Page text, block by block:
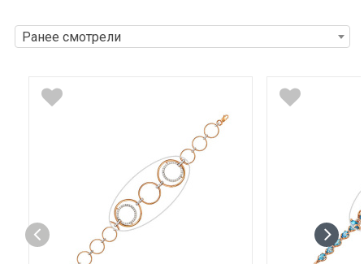
Ранее смотрели